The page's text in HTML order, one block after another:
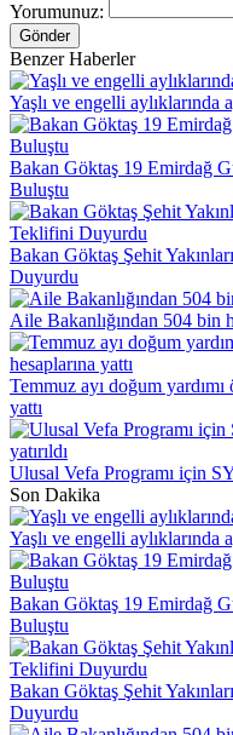
Yorumunuz:
Gönder
Benzer Haberler
Yaşlı ve engelli aylıklarında
Bakan Göktaş 19 Emirdağ
Buluştu
Bakan Göktaş Şehit
Duyurdu
Aile Bakanlığından 504 bin
Temmuz ayı doğum
yattı
Ulusal Vefa Programı için
Son Dakika
Yaşlı ve engelli aylıklarında
Bakan Göktaş 19 Emirdağ
Buluştu
Bakan Göktaş Şehit
Duyurdu